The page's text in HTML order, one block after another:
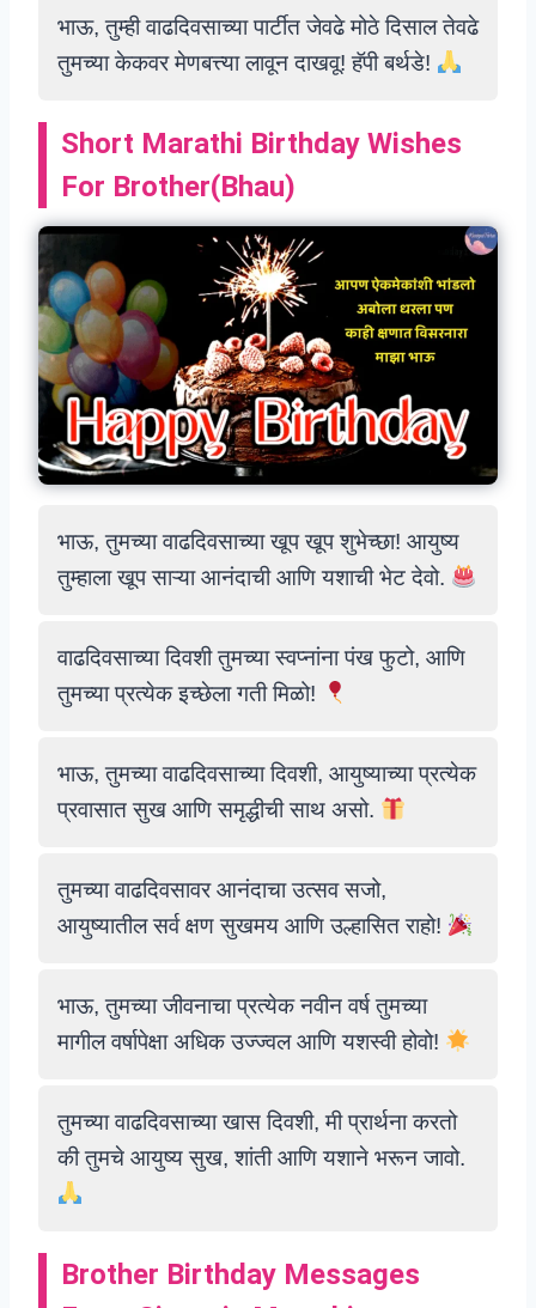
भाऊ, तुम्ही वाढदिवसाच्या पार्टीत जेवढे मोठे दिसाल तेवढे
तुमच्या केकवर मेणबत्त्या लावून दाखवू! हॅपी बर्थडे!
Short Marathi Birthday Wishes
For Brother(Bhau)
भाऊ, तुमच्या वाढदिवसाच्या खूप खूप शुभेच्छा! आयुष्य
तुम्हाला खूप साऱ्या आनंदाची आणि यशाची भेट देवो.
वाढदिवसाच्या दिवशी तुमच्या स्वप्नांना पंख फुटो, आणि
तुमच्या प्रत्येक इच्छेला गती मिळो!
भाऊ, तुमच्या वाढदिवसाच्या दिवशी, आयुष्याच्या प्रत्येक
प्रवासात सुख आणि समृद्धीची साथ असो.
तुमच्या वाढदिवसावर आनंदाचा उत्सव सजो,
आयुष्यातील सर्व क्षण सुखमय आणि उल्हासित राहो!
भाऊ, तुमच्या जीवनाचा प्रत्येक नवीन वर्ष तुमच्या
मागील वर्षापेक्षा अधिक उज्ज्वल आणि यशस्वी होवो!
तुमच्या वाढदिवसाच्या खास दिवशी, मी प्रार्थना करतो
की तुमचे आयुष्य सुख, शांती आणि यशाने भरून जावो.
Brother Birthday Messages